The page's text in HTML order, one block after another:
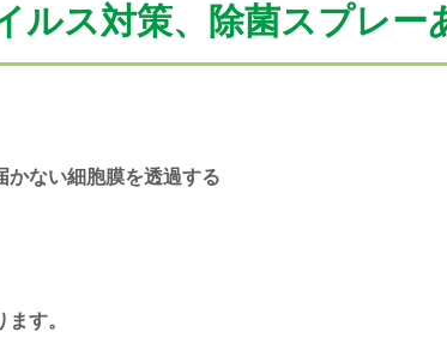
ルス対策、除菌スプレー
かない細胞膜を透過する
す。